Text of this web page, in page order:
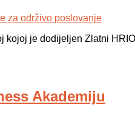
kojoj je dodijeljen Zlatni
Akademiju